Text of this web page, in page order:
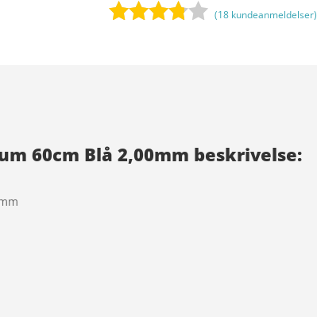
kundebed
(18 kundeanmeldelser)
60cm Blå 2,00mm beskrivelse: